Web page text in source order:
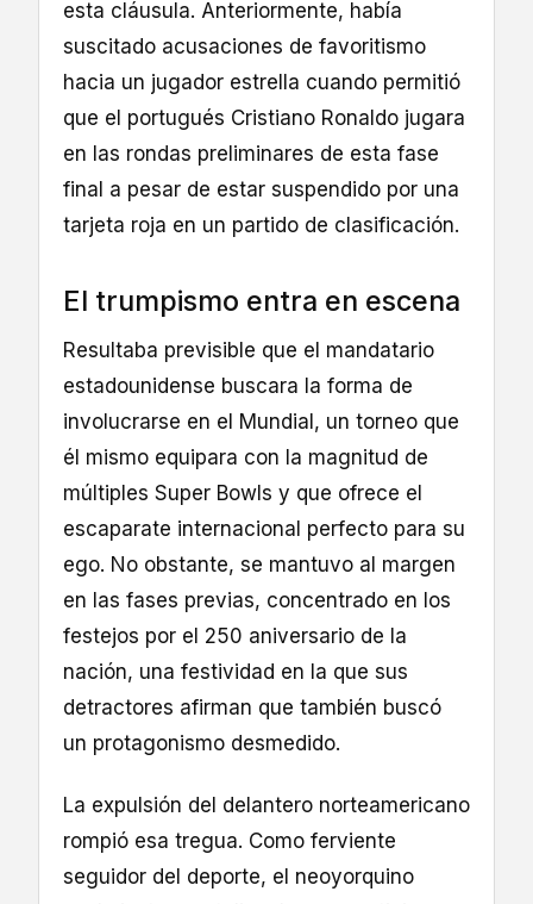
esta cláusula. Anteriormente, había
suscitado acusaciones de favoritismo
hacia un jugador estrella cuando permitió
que el portugués Cristiano Ronaldo jugara
en las rondas preliminares de esta fase
final a pesar de estar suspendido por una
tarjeta roja en un partido de clasificación.
El trumpismo entra en escena
Resultaba previsible que el mandatario
estadounidense buscara la forma de
involucrarse en el Mundial, un torneo que
él mismo equipara con la magnitud de
múltiples Super Bowls y que ofrece el
escaparate internacional perfecto para su
ego. No obstante, se mantuvo al margen
en las fases previas, concentrado en los
festejos por el 250 aniversario de la
nación, una festividad en la que sus
detractores afirman que también buscó
un protagonismo desmedido.
La expulsión del delantero norteamericano
rompió esa tregua. Como ferviente
seguidor del deporte, el neoyorquino